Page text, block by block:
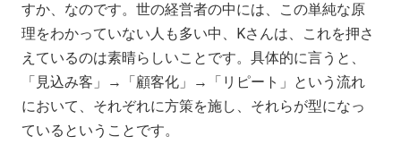
すか、なのです。世の経営者の中には、この単純な原
理をわかっていない人も多い中、Kさんは、これを押さ
えているのは素晴らしいことです。具体的に言うと、
「見込み客」→「顧客化」→「リピート」という流れ
において、それぞれに方策を施し、それらが型になっ
ているということです。